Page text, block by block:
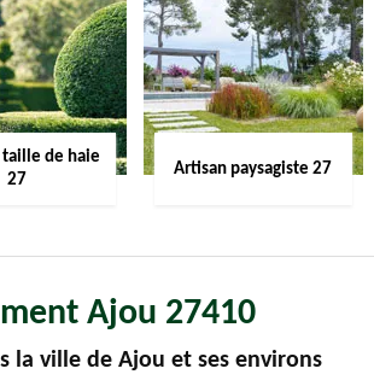
de haie
27
Artisan paysagiste 27
Ajou 27410
la ville de Ajou et ses environs